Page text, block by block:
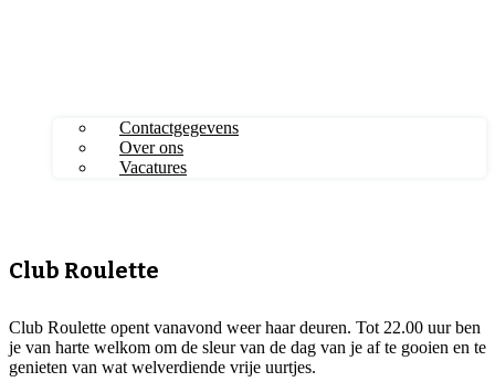
Contactgegevens
Over ons
Vacatures
Club Roulette
Club Roulette opent vanavond weer haar deuren. Tot 22.00 uur ben
je van harte welkom om de sleur van de dag van je af te gooien en te
genieten van wat welverdiende vrije uurtjes.